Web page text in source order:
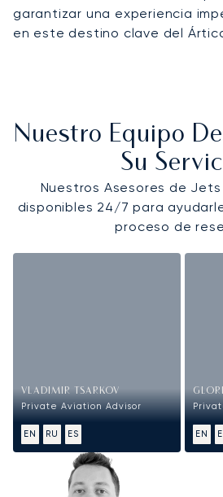
garantizar una experiencia
en este destino clave del
Nuestro Equipo
Su
Nuestros Asesores de
disponibles 24/7 para
proceso de
VLADIMIR TSARKOV
Private Aviation Advisor
EN RU ES EN